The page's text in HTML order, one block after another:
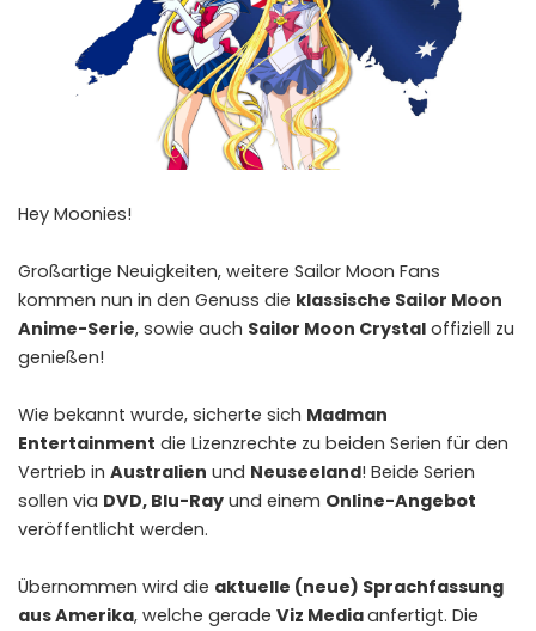
Hey Moonies!
Großartige Neuigkeiten, weitere Sailor Moon Fans
kommen nun in den Genuss die klassische Sailor Moon
Anime-Serie, sowie auch Sailor Moon Crystal offiziell zu
genießen!
Wie bekannt wurde, sicherte sich Madman
Entertainment die Lizenzrechte zu beiden Serien für den
Vertrieb in Australien und Neuseeland! Beide Serien
sollen via DVD, Blu-Ray und einem Online-Angebot
veröffentlicht werden.
Übernommen wird die aktuelle (neue) Sprachfassung
aus Amerika, welche gerade Viz Mediaanfertigt. Die